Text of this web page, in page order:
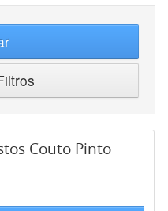
Couto Pinto